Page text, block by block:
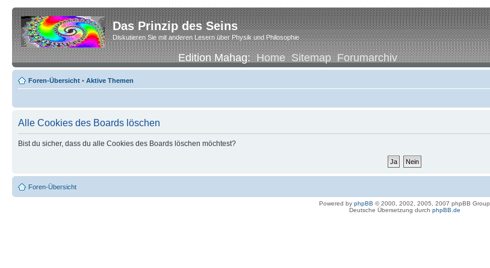
Das Prinzip des Seins
Diskutieren Sie mit anderen Lesern über Physik und Philosophie
Edition Mahag:Home Sitemap Forumarchiv
Foren-Übersicht • Aktive Themen
Alle Cookies des Boards löschen
Bist du sicher, dass du alle Cookies des Boards löschen möchtest?
Foren-Übersicht
Powered by phpBB © 2000, 2002, 2005, 2007 phpBB Group
Deutsche Übersetzung durch phpBB.de